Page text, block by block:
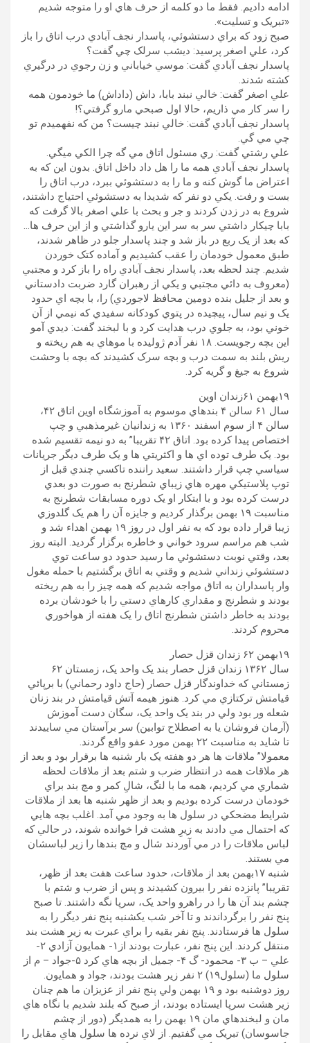
ادامه داديم. فقط ما دو کلمه از حرف هاي او را متوجه شديم
«تبريک و تسليت».
صبح زود که براي دستشوئي، پاسدار نجف آبادي درب اتاق را باز
کرد، علي اصغر پرسيد: ديشب سرلک چي گفت؟
پاسدار نجف آبادي گفت: موسي خياباني و زن رجوي در درگيري
کشته شدند.
علي اصغر گفت: خالي نبند بابا، داش (داداش) ما خودمون همه
را سر کار مي ذاريم، حالا اول صبحي مارو گرفتي؟!
پاسدار نجف آبادي گفت: خالي نبند چيست؟ من که نفهميدم تو
چي مي گي.
علي رشتي گفت: ري مسئول اتاق مي گه چرا الکي ميگي.
پاسدار نجف آبادي همه ما را هل داد داخل اتاق. بدون اين که به
اعتراض ما گوش کنه و ما را به دستشوئي ببرد، درب اتاق را
بست و رفت. يکي دو نفر که شديدا به دستشوئي احتياج داشتند،
شروع به در زدن کردند و جر و بحث با علي اصغر بالا گرفت که
بابا چيکار داشتي سر به سر اين يارو گذاشتي و از اين حرف ها…
که بعد از يک ربع در باز شد و چند پاسدار جلو در ظاهر شدند،
طبق معمول خودمان را عقب کشيديم و آماده کتک خوردن
شديم. چند لحظه بعد، پاسدار نجف آبادي راه را باز کرد و مجتبي
(معروف به دائي مجتبي و يکي از رهبران گارد ضربت دادستاني
و بعد از جليل بنده دومين محافظ لاجوردي) را، با بچه اي حدود
يک و نيم سال، پيچيده در پتوي کودکانه سفيدي که نيمي از آن
خوني بود، به جلوي درب هدايت کرد و با لبخند گفت: ديدي آمو
اين بچه رجويست. ١۸ نفر آدم ژوليده با موهاي به هم ريخته و
ريش بلند به سمت درب و بچه سرک کشيدند که بچه با وحشت
شروع به جيغ و گريه کرد.
۱۹بهمن ۶١زندان اوين
سال ۶١ سالن ۴ بندهاي موسوم به آموزشگاه اوين اتاق ۴٢،
سالن ۴ از سوم اسفند ١۳۶٠ به زندانيان غيرمذهبي و چپ
اختصاص پيدا کرده بود. اتاق ۴٢ تقريبا” به دو نيمه تقسيم شده
بود. يک طرف توده اي ها و اکثريتي ها و يک طرف ديگر جريانات
سياسي چپ قرار داشتند. سعيد راننده تاکسي چندي قبل از
توپ پلاستيکي مهره هاي زيباي شطرنج به صورت دو بعدي
درست کرده بود و با ابتکار او يک دوره مسابقات شطرنج به
مناسبت ۱۹ بهمن برگذار کرديم و جايزه آن را هم يک گلدوزي
زيبا قرار داده بود که به نفر اول در روز ١۹ بهمن اهداء شد و
شب هم مراسم سرود خواني و خاطره برگزار گرديد. البته روز
بعد، وقتي نوبت دستشوئي ما رسيد حدود دو ساعت توي
دستشوئي زنداني شديم و وقتي به اتاق برگشتيم با حمله مغول
وار پاسداران به اتاق مواجه شديم که همه چيز را به هم ريخته
بودند و شطرنج و مقداري کارهاي دستي را با خودشان برده
بودند به خاطر داشتن شطرنج اتاق را يک هفته از هواخوري
محروم کردند.
١۹بهمن ۶٢ زندان قزل حصار
سال ١۳۶٢ زندان قزل حصار بند يک واحد يک، زمستان ۶٢
زمستاني که خداوندگار قزل حصار (حاج داود رحماني) با برپائي
قيامتش ترکتازي مي کرد. هنوز هيمه آتش قيامتش در بند زنان
شعله ور بود ولي در بند يک واحد يک، سگان دست آموزش
(آرمان فروشان يا به اصطلاح توابين) سر برآستان مي ساييدند
تا شايد به مناسبت ٢٢ بهمن مورد عفو واقع گردند.
معمولا” ملاقات ها هر دو هفته يک بار شنبه ها برقرار بود و بعد از
هر ملاقات همه در انتظار ضرب و شتم بعد از ملاقات لحظه
شماري مي کرديم، همه ما با لنگ، شالِ کمر و مچ بند براي
خودمان درست کرده بوديم و بعد از ظهر شنبه ها بعد از ملاقات
شرايط مضحکي در سلول ها به وجود مي آمد. اغلب بچه هايي
که احتمال مي دادند به زيرِ هشت فرا خوانده شوند، در حالي که
لباس ملاقات را در مي آوردند شال و مچ بندها را زير لباسشان
مي بستند.
شنبه ۱٧بهمن بعد از ملاقات، حدود ساعت هفت بعد از ظهر،
تقريبا” پانزده نفر را بيرون کشيدند و پس از ضرب و شتم با
چشم بند آن ها را در راهرو واحد يک، سرپا نگه داشتند. تا صبح
پنج نفر را برگرداندند و تا آخر شب يکشنبه پنج نفر ديگر را به
سلول ها فرستادند. پنج نفر بقيه را براي عبرت به زير هشت بند
منتقل کردند. اين پنج نفر، عبارت بودند از۱- همايون آزادي ٢-
علي – ب ۳- محمود- گ ۴- جميل از بچه هاي کرد ۵-جواد – م از
سلول ما (سلول۱۹) ٢ نفر زير هشت بودند، جواد و همايون.
روز دوشنبه بود و ۱۹ بهمن ولي پنج نفر از عزيزان ما هم چنان
زير هشت سرپا ايستاده بودند، از صبح که بلند شديم با نگاه هاي
مان و لبخندهاي مان ۱۹ بهمن را به همديگر (دور از چشم
جاسوسان) تبريک مي گفتيم. از لاي نرده ها سلول هاي مقابل را